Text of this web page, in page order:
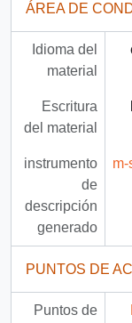
ÁREA DE
Idioma del
material
Escritura
del material
instrumento
de
descripción
generado
PUNTOS DE
Puntos de